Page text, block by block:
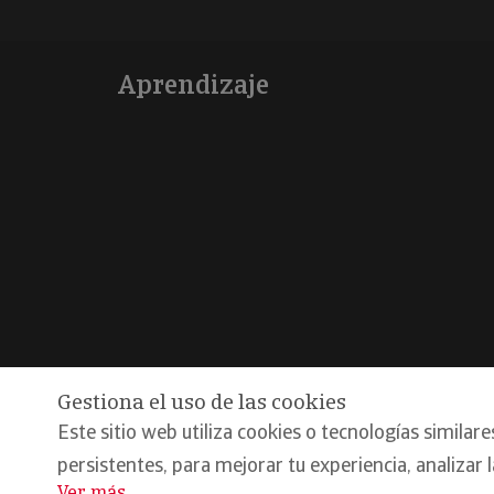
Aprendizaje
@Copyright 2026, Iberinform Aviso legal Política
Compromiso calidad y seguridad
Gestiona el uso de las cookies
Este sitio web utiliza cookies o tecnologías
persistentes, para mejorar tu experiencia, analizar